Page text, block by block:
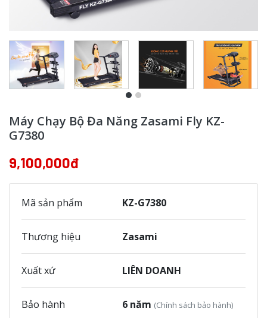
Máy Chạy Bộ Đa Năng Zasami Fly KZ-
G7380
9,100,000đ
Mã sản phẩm KZ-G7380
Thương hiệu Zasami
Xuất xứ LIÊN DOANH
Bảo hành 6 năm (Chính sách bảo hành)